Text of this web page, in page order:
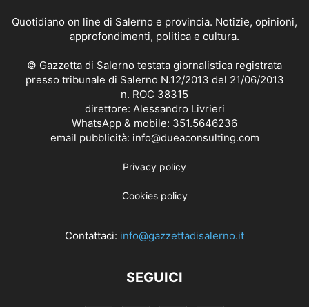
Quotidiano on line di Salerno e provincia. Notizie, opinioni,
approfondimenti, politica e cultura.
© Gazzetta di Salerno testata giornalistica registrata
presso tribunale di Salerno N.12/2013 del 21/06/2013
n. ROC 38315
direttore: Alessandro Livrieri
WhatsApp & mobile: 351.5646236
email pubblicità: info@dueaconsulting.com
Privacy policy
Cookies policy
Contattaci: info@gazzettadisalerno.it
SEGUICI